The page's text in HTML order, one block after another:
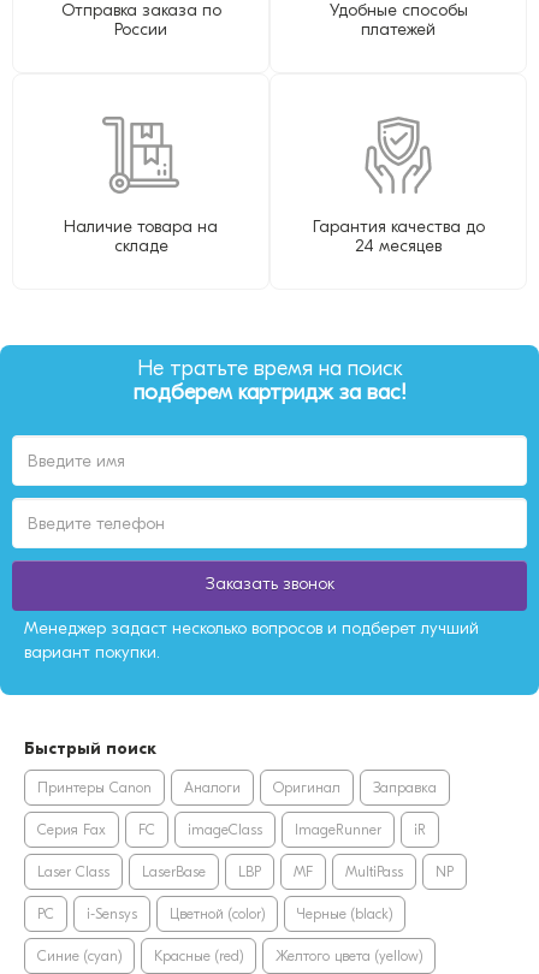
Отправка заказа по
России
Удобные способы
платежей
Наличие товара на
складе
Гарантия качества до
24 месяцев
Не тратьте время на поиск
подберем картридж за вас!
Заказать звонок
Менеджер задаст несколько вопросов и подберет лучший
вариант покупки.
Быстрый поиск
Принтеры Canon Аналоги Оригинал Заправка
Серия Fax FC imageClass ImageRunner iR
Laser Class LaserBase LBP MF MultiPass NP
PC i-Sensys Цветной (color) Черные (black)
Синие (cyan) Красные (red) Желтого цвета (yellow)